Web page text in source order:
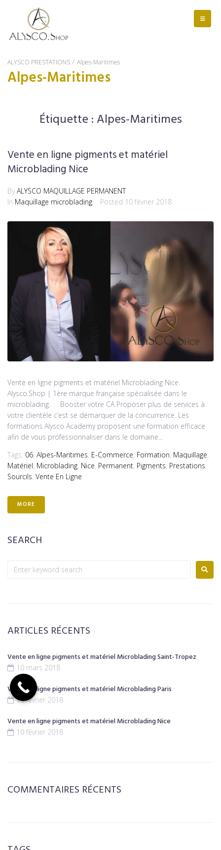
Alpes-Maritimes
ALYSCO PRESTATIONS / Alpes-Maritimes
Étiquette : Alpes-Maritimes
Vente en ligne pigments et matériel
Microblading Nice
By ALYSCO MAQUILLAGE PERMANENT
In Maquillage microblading Posted 10 février 2018
Vente en ligne pigments et matériel Microblading Nice.
Alysco.Shop | 1ère marque française spécialisée dans le
microblading. Booster votre CA Proposer plus de services à
votre clientèle c’est se démarquer de la concurrence. Les
formations Alysco Academy proposent une formation efficace
afin de vous professionnaliser dans le domaine...
Tags: 06, Alpes-Maritimes, E-Commerce, Formation, Maquillage,
Matériel, Microblading, Nice, Permanent, Pigments, Prestations,
Sourcils, Vente En Ligne
MORE
SEARCH
ARTICLES RÉCENTS
Vente en ligne pigments et matériel Microblading Saint-Tropez
10 mars 2018
Vente en ligne pigments et matériel Microblading Paris
10 février 2018
Vente en ligne pigments et matériel Microblading Nice
10 février 2018
COMMENTAIRES RÉCENTS